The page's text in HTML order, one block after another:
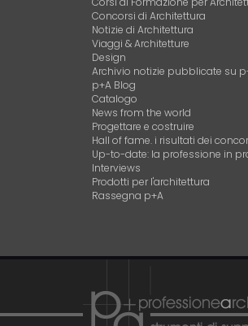
Concorsi di Architettura
Notizie di Architettura
Viaggi & Architetture
Design
Archivio notizie pubblicate su
p+A Blog
Catalogo
News from the world
Progettare e costruire
Hall of fame. i risultati dei
Up-to-date: la professione in
Interviews
Prodotti per l'architettura
Rassegna p+A